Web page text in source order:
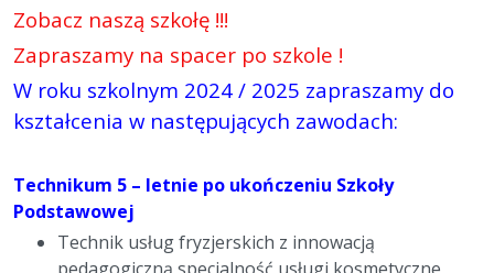
Zobacz naszą szkołę !!!
Zapraszamy na spacer po szkole !
W roku szkolnym 2024 / 2025 zapraszamy do
kształcenia w następujących zawodach:
Technikum 5 – letnie po ukończeniu Szkoły
Podstawowej
Technik usług fryzjerskich z innowacją